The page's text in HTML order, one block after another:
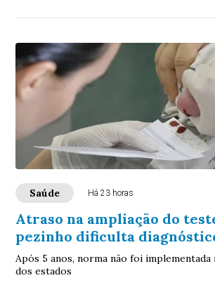
Saúde Há 23 horas
Atraso na ampliação do
pezinho dificulta
Após 5 anos, norma não foi
dos estados